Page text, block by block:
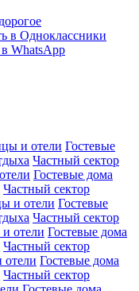
и отели Гостевые
Частный сектор
Гостевые дома
Частный сектор
и отели Гостевые
Частный сектор
отели Гостевые дома
Частный сектор
отели Гостевые дома
Частный сектор